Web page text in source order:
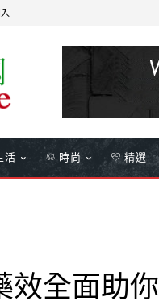
活 時尚 精選
全面助你